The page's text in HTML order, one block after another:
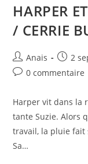
HARPER
/ CERRIE
Anais 2
0 commentaire
Harper vit dans la
tante Suzie. Alors
travail, la pluie fait
Sa…